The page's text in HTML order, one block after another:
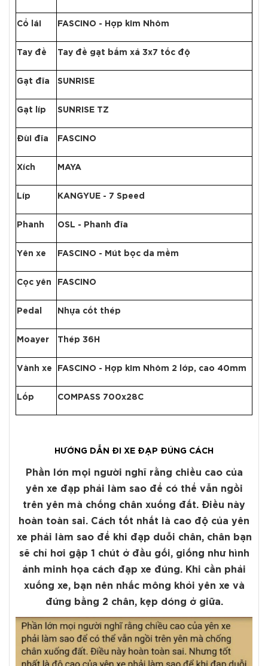
Cổ lái FASCINO - Hợp kim Nhôm
Tay đề Tay đề gạt bấm xả 3x7 tốc độ
Gạt đĩa SUNRISE
Gạt líp SUNRISE TZ
Đùi đĩa FASCINO
Xích MAYA
Líp KANGYUE - 7 Speed
Phanh OSL - Phanh đĩa
Yên xe FASCINO - Mút bọc da mềm
Cọc yên FASCINO
Pedal Nhựa cốt thép
Moayer Thép 36H
Vành xe FASCINO - Hợp kim Nhôm 2 lớp, cao 40mm
Lốp COMPASS 700x28C
HƯỚNG DẪN ĐI XE ĐẠP ĐÚNG CÁCH
Phần lớn mọi người nghĩ rằng chiều cao của
yên xe đạp phải làm sao để có thể vẫn ngồi
trên yên mà chống chân xuống đất. Điều này
hoàn toàn sai. Cách tốt nhất là cao độ của yên
xe phải làm sao để khi đạp duỗi chân, chân bạn
sẽ chỉ hơi gập 1 chút ở đầu gối, giống như hình
ảnh minh họa cách đạp xe đúng. Khi cần phải
xuống xe, bạn nên nhấc mông khỏi yên xe và
đứng bằng 2 chân, kẹp dóng ở giữa.